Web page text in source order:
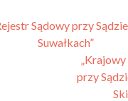
Sądowy przy
Suwałkach”
przy